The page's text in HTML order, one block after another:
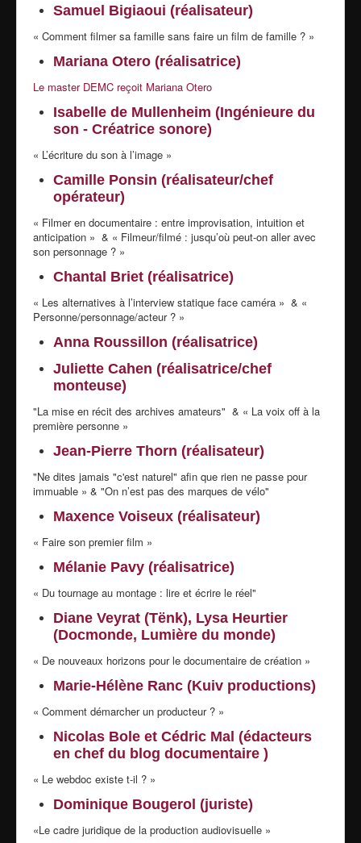
Samuel Bigiaoui (réalisateur)
« Comment filmer sa famille sans faire un film de famille ? »
Mariana Otero (réalisatrice)
Le master DEMC reçoit Mariana Otero
Isabelle de Mullenheim (Ingénieure du
son - Créatrice sonore)
« L’écriture du son à l’image »
Camille Ponsin (réalisateur/chef
opérateur)
« Filmer en documentaire : entre improvisation, intuition et
anticipation » & « Filmeur/filmé : jusqu’où peut-on aller avec
son personnage ? »
Chantal Briet (réalisatrice)
« Les alternatives à l’interview statique face caméra » & «
Personne/personnage/acteur ? »
Anna Roussillon (réalisatrice)
Juliette Cahen (réalisatrice/chef
monteuse)
"La mise en récit des archives amateurs" & « La voix off à la
première personne »
Jean-Pierre Thorn (réalisateur)
"Ne dites jamais "c'est naturel" afin que rien ne passe pour
immuable » & "On n’est pas des marques de vélo"
Maxence Voiseux (réalisateur)
« Faire son premier film »
Mélanie Pavy (réalisatrice)
« Du tournage au montage : lire et écrire le réel"
Diane Veyrat (Tënk), Lysa Heurtier
(Docmonde, Lumière du monde)
« De nouveaux horizons pour le documentaire de création »
Marie-Hélène Ranc (Kuiv productions)
« Comment démarcher un producteur ? »
Nicolas Bole et Cédric Mal (édacteurs
en chef du blog documentaire )
« Le webdoc existe t-il ? »
Dominique Bougerol (juriste)
«Le cadre juridique de la production audiovisuelle »